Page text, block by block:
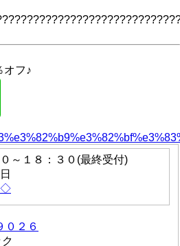
オフ♪
～１８：３０(最終受付)
◇
０２６